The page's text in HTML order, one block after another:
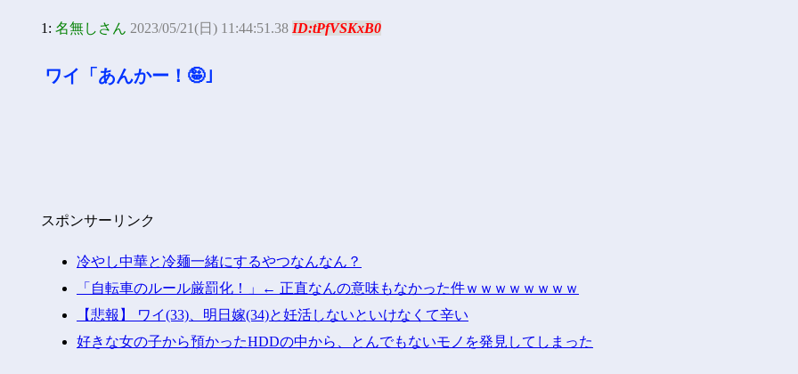
1: 名無しさん 2023/05/21(日) 11:44:51.38 ID:tPfVSKxB0
ワイ「あんかー！🤪｣
スポンサーリンク
冷やし中華と冷麺一緒にするやつなんなん？
「自転車のルール厳罰化！」← 正直なんの意味もなかった件ｗｗｗｗｗｗｗｗ
【悲報】 ワイ(33)、明日嫁(34)と妊活しないといけなくて辛い
好きな女の子から預かったHDDの中から、とんでもないモノを発見してしまった